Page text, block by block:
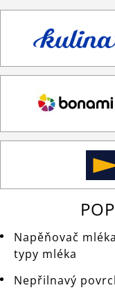
Napěňovač
typy mléka
Nepřilnavý